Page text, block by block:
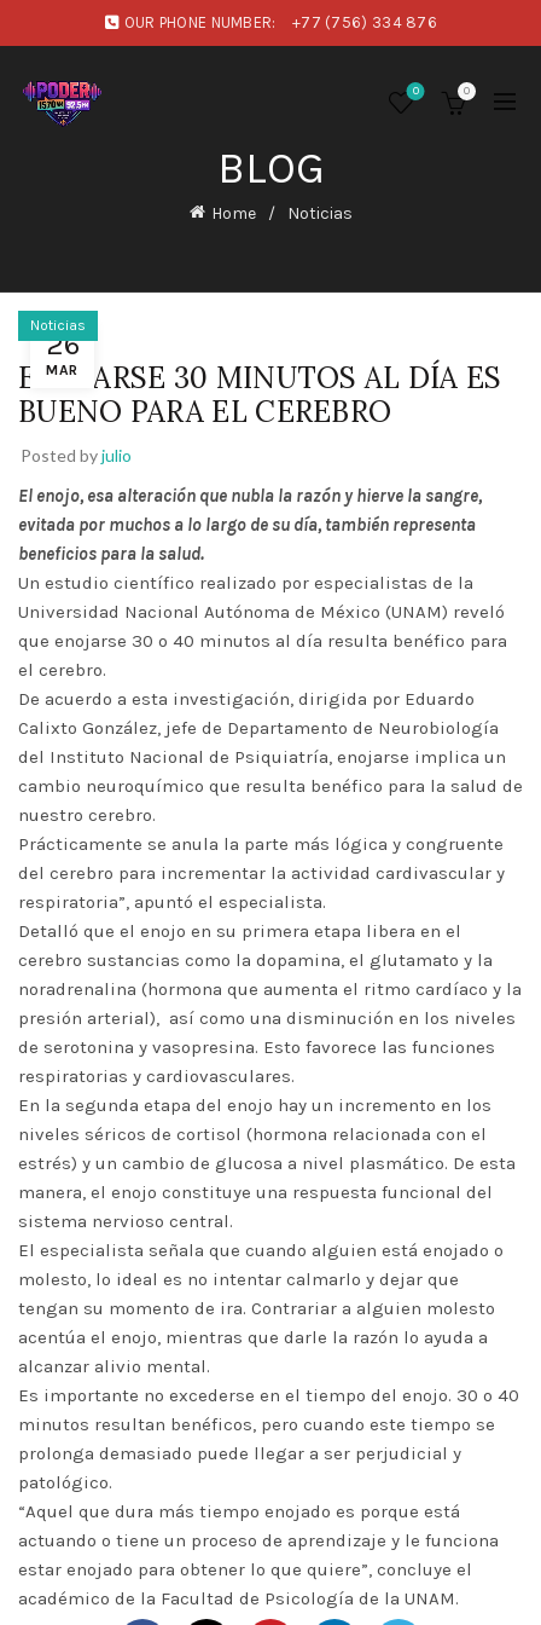
OUR PHONE NUMBER: +77 (756) 334 876
0 0
BLOG
Home Noticias
26
MAR
Noticias
ENOJARSE 30 MINUTOS AL DÍA ES
BUENO PARA EL CEREBRO
Posted byjulio
El enojo, esa alteración que nubla la razón y hierve la sangre,
evitada por muchos a lo largo de su día, también representa
beneficios para la salud.
Un estudio científico realizado por especialistas de la
Universidad Nacional Autónoma de México (UNAM) reveló
que enojarse 30 o 40 minutos al día resulta benéfico para
el cerebro.
De acuerdo a esta investigación, dirigida por Eduardo
Calixto González, jefe de Departamento de Neurobiología
del Instituto Nacional de Psiquiatría, enojarse implica un
cambio neuroquímico que resulta benéfico para la salud de
nuestro cerebro.
Prácticamente se anula la parte más lógica y congruente
del cerebro para incrementar la actividad cardivascular y
respiratoria”, apuntó el especialista.
Detalló que el enojo en su primera etapa libera en el
cerebro sustancias como la dopamina, el glutamato y la
noradrenalina (hormona que aumenta el ritmo cardíaco y la
presión arterial), así como una disminución en los niveles
de serotonina y vasopresina. Esto favorece las funciones
respiratorias y cardiovasculares.
En la segunda etapa del enojo hay un incremento en los
niveles séricos de cortisol (hormona relacionada con el
estrés) y un cambio de glucosa a nivel plasmático. De esta
manera, el enojo constituye una respuesta funcional del
sistema nervioso central.
El especialista señala que cuando alguien está enojado o
molesto, lo ideal es no intentar calmarlo y dejar que
tengan su momento de ira. Contrariar a alguien molesto
acentúa el enojo, mientras que darle la razón lo ayuda a
alcanzar alivio mental.
Es importante no excederse en el tiempo del enojo. 30 o 40
minutos resultan benéficos, pero cuando este tiempo se
prolonga demasiado puede llegar a ser perjudicial y
patológico.
“Aquel que dura más tiempo enojado es porque está
actuando o tiene un proceso de aprendizaje y le funciona
estar enojado para obtener lo que quiere”, concluye el
académico de la Facultad de Psicología de la UNAM.